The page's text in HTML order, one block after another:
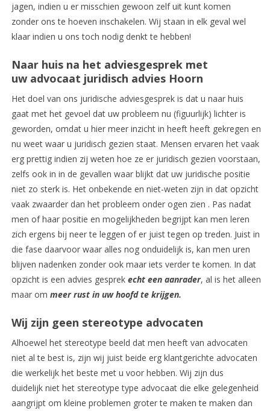
jagen, indien u er misschien gewoon zelf uit kunt komen
zonder ons te hoeven inschakelen. Wij staan in elk geval wel
klaar indien u ons toch nodig denkt te hebben!
Naar huis na het adviesgesprek met
uw advocaat juridisch advies Hoorn
Het doel van ons juridische adviesgesprek is dat u naar huis
gaat met het gevoel dat uw probleem nu (figuurlijk) lichter is
geworden, omdat u hier meer inzicht in heeft heeft gekregen en
nu weet waar u juridisch gezien staat. Mensen ervaren het vaak
erg prettig indien zij weten hoe ze er juridisch gezien voorstaan,
zelfs ook in in de gevallen waar blijkt dat uw juridische positie
niet zo sterk is. Het onbekende en niet-weten zijn in dat opzicht
vaak zwaarder dan het probleem onder ogen zien . Pas nadat
men of haar positie en mogelijkheden begrijpt kan men leren
zich ergens bij neer te leggen of er juist tegen op treden. Juist in
die fase daarvoor waar alles nog onduidelijk is, kan men uren
blijven nadenken zonder ook maar iets verder te komen. In dat
opzicht is een advies gesprek echt een aanrader, al is het alleen
maar om meer rust in uw hoofd te krijgen.
Wij zijn geen stereotype advocaten
Alhoewel het stereotype beeld dat men heeft van advocaten
niet al te best is, zijn wij juist beide erg klantgerichte advocaten
die werkelijk het beste met u voor hebben. Wij zijn dus
duidelijk niet het stereotype type advocaat die elke gelegenheid
aangrijpt om kleine problemen groter te maken te maken dan